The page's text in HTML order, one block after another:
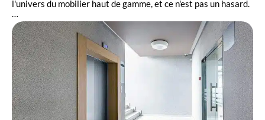
l'univers du mobilier haut de gamme, et ce n'est pas un hasard.
…